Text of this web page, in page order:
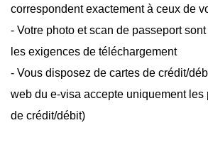
correspondent exactement à ceux de
- Votre photo et scan de passeport
les exigences de téléchargement
- Vous disposez de cartes de crédit/
web du e-visa accepte uniquement les
de crédit/débit)